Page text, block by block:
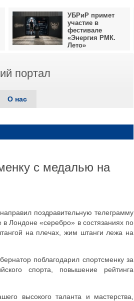
УБРиР примет
участие в
фестивале
«Энергия РМК.
Лето»
портал
О нас
с медалью на
поздравительную телеграмму
Лондоне «серебро» в состязаниях по
на плечах, жим штанги лежа на
поблагодарил спортсменку за
спорта, повышение рейтинга
высокого таланта и мастерства,